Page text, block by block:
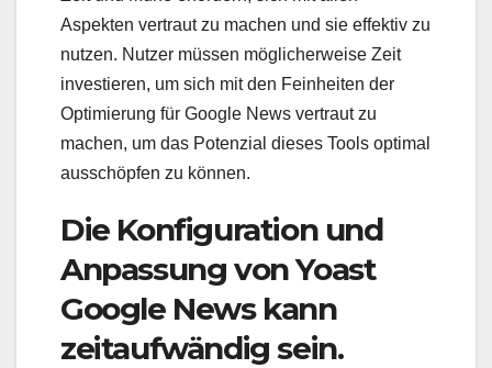
Aspekten vertraut zu machen und sie effektiv zu
nutzen. Nutzer müssen möglicherweise Zeit
investieren, um sich mit den Feinheiten der
Optimierung für Google News vertraut zu
machen, um das Potenzial dieses Tools optimal
ausschöpfen zu können.
Die Konfiguration und
Anpassung von Yoast
Google News kann
zeitaufwändig sein.